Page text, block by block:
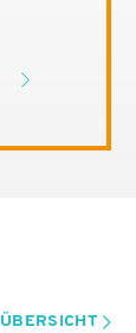
ÜBERSICHT